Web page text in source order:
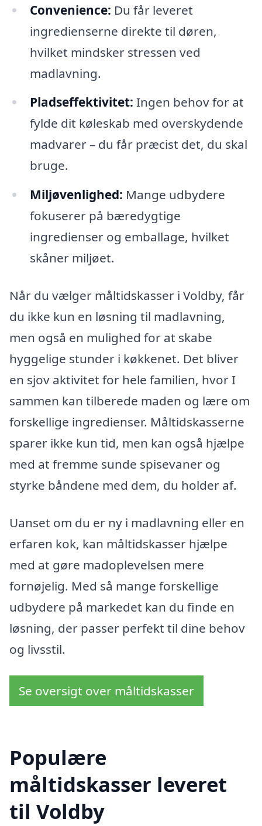
Convenience: Du får leveret
ingredienserne direkte til døren,
hvilket mindsker stressen ved
madlavning.
Pladseffektivitet: Ingen behov for at
fylde dit køleskab med overskydende
madvarer – du får præcist det, du skal
bruge.
Miljøvenlighed: Mange udbydere
fokuserer på bæredygtige
ingredienser og emballage, hvilket
skåner miljøet.
Når du vælger måltidskasser i Voldby, får
du ikke kun en løsning til madlavning,
men også en mulighed for at skabe
hyggelige stunder i køkkenet. Det bliver
en sjov aktivitet for hele familien, hvor I
sammen kan tilberede maden og lære om
forskellige ingredienser. Måltidskasserne
sparer ikke kun tid, men kan også hjælpe
med at fremme sunde spisevaner og
styrke båndene med dem, du holder af.
Uanset om du er ny i madlavning eller en
erfaren kok, kan måltidskasser hjælpe
med at gøre madoplevelsen mere
fornøjelig. Med så mange forskellige
udbydere på markedet kan du finde en
løsning, der passer perfekt til dine behov
og livsstil.
Se oversigt over måltidskasser
Populære
måltidskasser leveret
til Voldby